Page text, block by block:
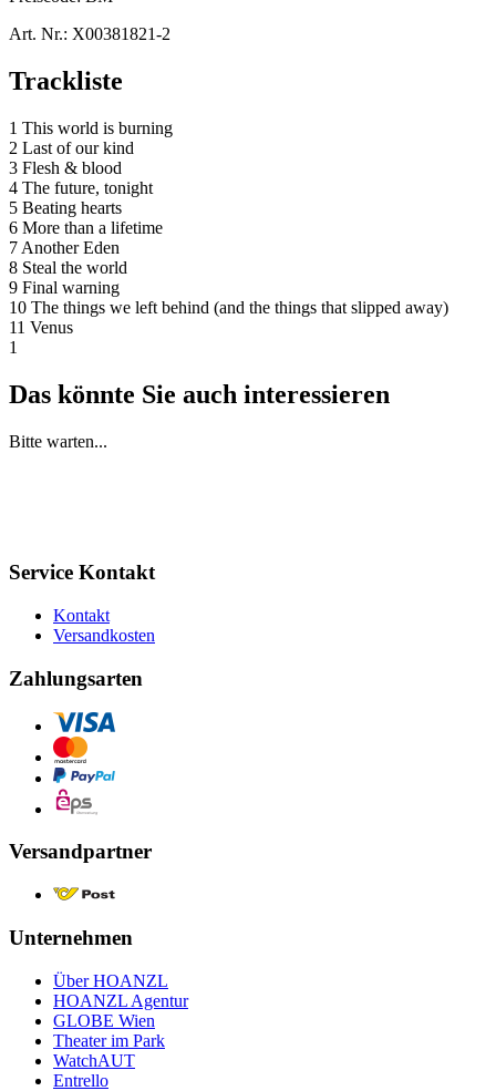
Art. Nr.: X00381821-2
Trackliste
1 This world is burning
2 Last of our kind
3 Flesh & blood
4 The future, tonight
5 Beating hearts
6 More than a lifetime
7 Another Eden
8 Steal the world
9 Final warning
10 The things we left behind (and the things that slipped away)
11 Venus
1
Das könnte Sie auch interessieren
Bitte warten...
Service Kontakt
Kontakt
Versandkosten
Zahlungsarten
Versandpartner
Unternehmen
Über HOANZL
HOANZL Agentur
GLOBE Wien
Theater im Park
WatchAUT
Entrello